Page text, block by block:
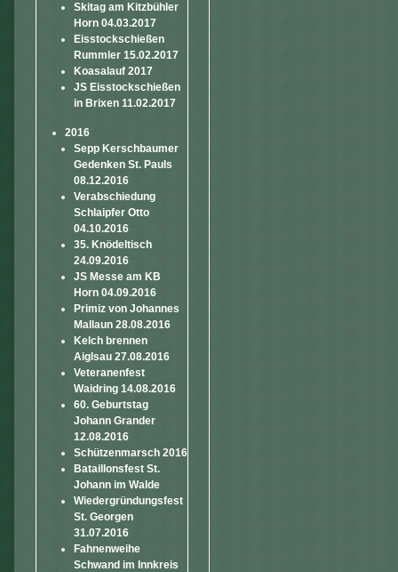
Skitag am Kitzbühler
Horn 04.03.2017
Eisstockschießen
Rummler 15.02.2017
Koasalauf 2017
JS Eisstockschießen
in Brixen 11.02.2017
2016
Sepp Kerschbaumer
Gedenken St. Pauls
08.12.2016
Verabschiedung
Schlaipfer Otto
04.10.2016
35. Knödeltisch
24.09.2016
JS Messe am KB
Horn 04.09.2016
Primiz von Johannes
Mallaun 28.08.2016
Kelch brennen
Aiglsau 27.08.2016
Veteranenfest
Waidring 14.08.2016
60. Geburtstag
Johann Grander
12.08.2016
Schützenmarsch 2016
Bataillonsfest St.
Johann im Walde
Wiedergründungsfest
St. Georgen
31.07.2016
Fahnenweihe
Schwand im Innkreis